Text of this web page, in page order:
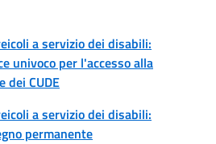
a servizio dei disabili:
univoco per l'accesso alla
dei CUDE
a servizio dei disabili:
permanente